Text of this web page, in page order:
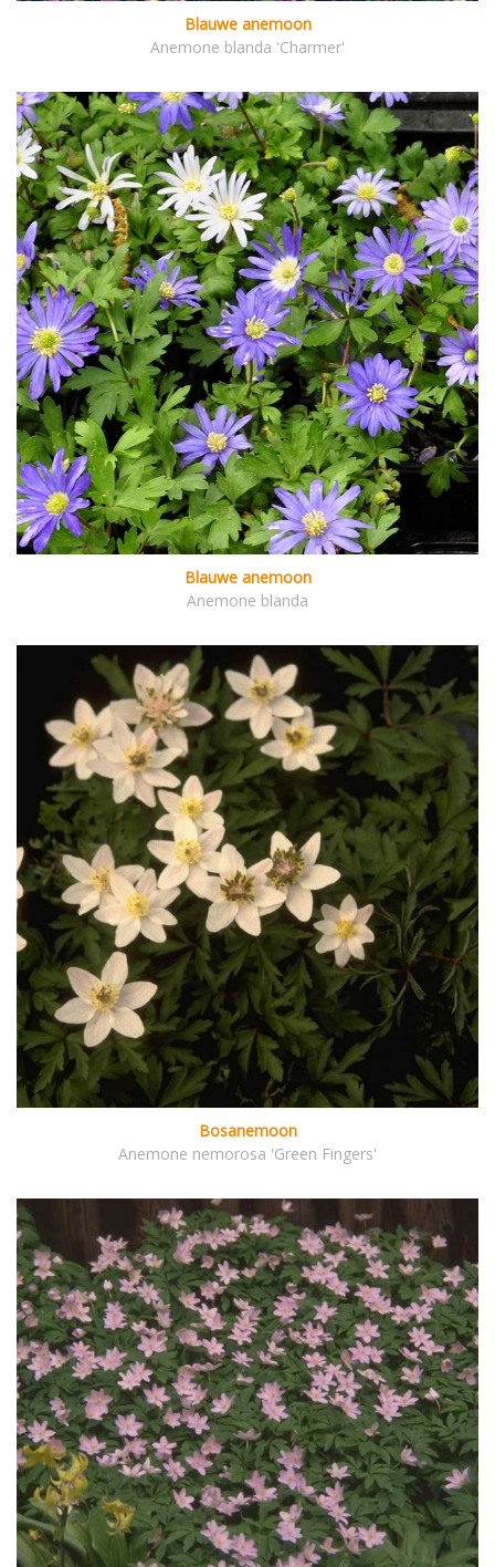
Blauwe anemoon
Anemone blanda 'Charmer'
Blauwe anemoon
Anemone blanda
Bosanemoon
Anemone nemorosa 'Green Fingers'